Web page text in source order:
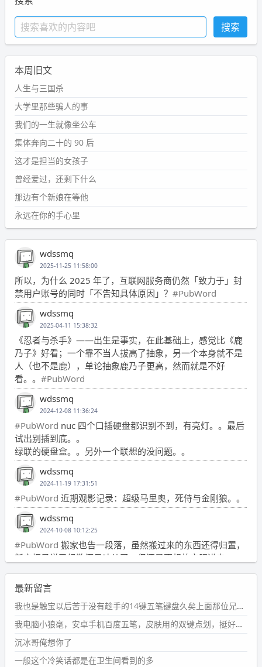
本周旧文
人生与三国杀
大学里那些骗人的事
我们的一生就像坐公车
集体奔向二十的 90 后
这才是担当的女孩子
曾经爱过，还剩下什么
那边有个新娘在等他
永远在你的手心里
wdssmq
2025-11-25 11:58:00
所以，为什么 2025 年了，互联网服务商仍然「致力于」封
禁用户账号的同时「不告知具体原因」？ #PubWord
wdssmq
2025-04-11 15:38:32
《忍者与杀手》——出生是事实，在此基础上，感觉比《鹿
乃子》好看；一个靠不当人拔高了抽象，另一个本身就不是
人（也不是鹿），单论抽象鹿乃子更高，然而就是不好
看。。 #PubWord
wdssmq
2024-12-08 11:36:24
#PubWord nuc 四个口插硬盘都识别不到，有亮灯。。最后
试出别插到底。。
绿联的硬盘盒。。另外一个联想的没问题。。
wdssmq
2024-11-19 17:31:51
#PubWord 近期观影记录：超级马里奥，死侍与金刚狼。。
wdssmq
2024-10-08 10:12:25
#PubWord 搬家也告一段落，虽然搬过来的东西还得归置，
新衣柜虽说已经散俩月味儿了，但还是不想放衣服进去。
wdssmq
2024-09-23 21:00:49
#PubWord要不我每年汇总整理一次？？碎雨集_沉冰浮水_
第1页https://www.wdssmq.com/tag/%E7%A2%8E%E9%9
B%A8%E9%9B%86/
wdssmq
2024-09-23 20:58:40
最新留言
我也是触宝以后苦于没有趁手的14键五笔键盘久矣上面那位兄台用的百度双键点划布局我也用过很久，那个皮肤做得很粗糙，个别键位的触发区域是错位的，快速打字时很容易出错，修改它的皮肤文件校正后勉强能用，但早年出的皮肤分辨率太低，实在谈不上美观。百度小米定制版的商店里有一个"小黑板"皮肤还不错(百度官方输入法商店里没有)，但那个风格我不喜欢这两天找到了一个叫"森林集"的公众号，开发了海量的皮肤，很多都有14键版本，付费但很便宜，几块钱，终于有自己满意的输入法了搜了一下，这个工作室还是百度的官方合作伙伴，不知道为什么14键作品都不在官方商店上架，难道是百度官方在刻意放弃14键？
我电脑小狼毫，安卓手机百度五笔，皮肤用的双键点划，挺好的。
沉冰哥俺想你了
一般这个冷笑话都是在卫生间看到的多